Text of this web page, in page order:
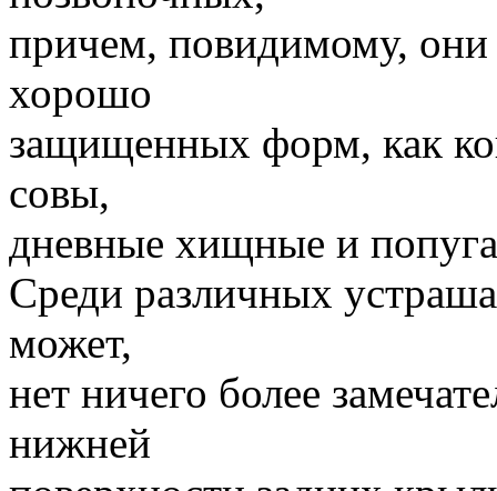
причем, повидимому,
хорошо
защищенных форм, как
совы,
дневные хищные и
Среди различных
может,
нет ничего более
нижней